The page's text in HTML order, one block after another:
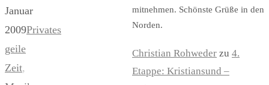
Januar
2009Privates
geile
Zeit,
mitnehmen. Schönste Grüße in den
Norden.
Christian Rohweder zu 4.
Etappe: Kristiansund –